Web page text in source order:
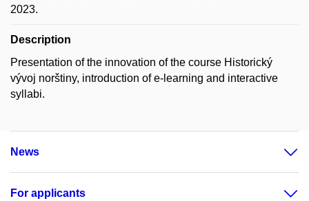
2023.
Description
Presentation of the innovation of the course Historický
vývoj norštiny, introduction of e-learning and interactive
syllabi.
News
For applicants